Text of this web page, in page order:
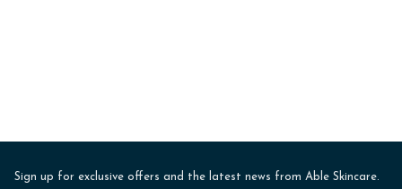
Sign up for exclusive offers and the latest news from Able Skincare.